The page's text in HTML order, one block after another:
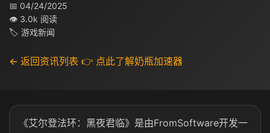
📅 04/24/2025
👁 3.0k 阅读
🏷 游戏新闻
← 返回资讯列表 👉 点此了解奶瓶加速器
《艾尔登法环：黑夜君临》是由FromSoftware开发一